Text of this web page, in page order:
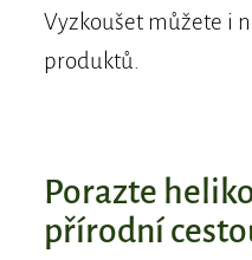
Vyzkoušet můžete i
produktů.
​​Porazte
přírodní